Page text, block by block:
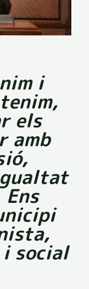
i
els
amb
social